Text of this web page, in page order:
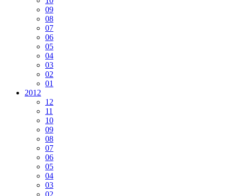
09
08
07
06
05
04
03
02
01
2012
12
11
10
09
08
07
06
05
04
03